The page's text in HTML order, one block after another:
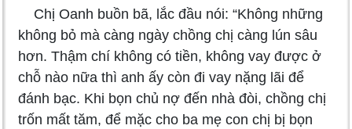
Chị Oanh buồn bã, lắc đầu nói: “Không những
không bỏ mà càng ngày chồng chị càng lún sâu
hơn. Thậm chí không có tiền, không vay được ở
chỗ nào nữa thì anh ấy còn đi vay nặng lãi để
đánh bạc. Khi bọn chủ nợ đến nhà đòi, chồng chị
trốn mất tăm, để mặc cho ba mẹ con chị bị bọn